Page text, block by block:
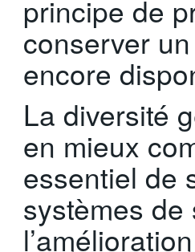
principe de
conserver
encore
La diversité
en mieux
essentiel de
systèmes de